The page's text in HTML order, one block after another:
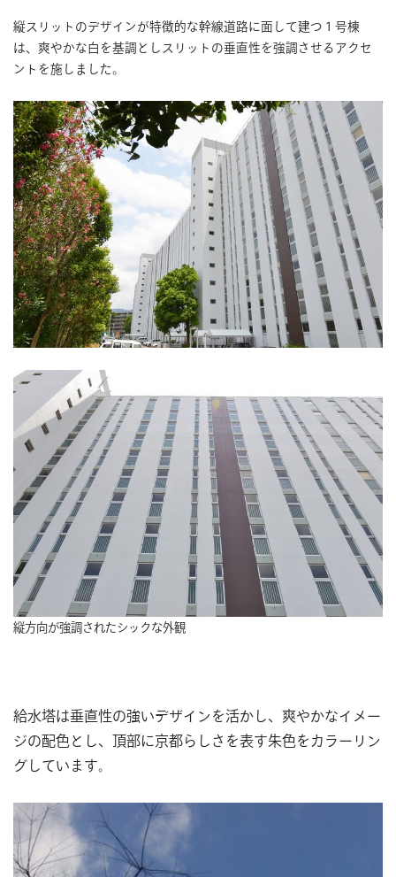
縦スリットのデザインが特徴的な幹線道路に面して建つ１号棟
は、爽やかな白を基調としスリットの垂直性を強調させるアクセ
ントを施しました。
縦方向が強調されたシックな外観
給水塔は垂直性の強いデザインを活かし、爽やかなイメー
ジの配色とし、頂部に京都らしさを表す朱色をカラーリン
グしています。